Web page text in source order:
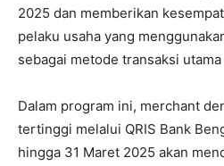
2025 dan memberikan
pelaku usaha yang
sebagai metode transaksi
Dalam program ini, merchant
tertinggi melalui QRIS Bank
hingga 31 Maret 2025 akan